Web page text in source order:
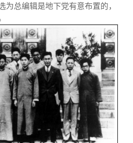
为总编辑是地下党有意布置的，